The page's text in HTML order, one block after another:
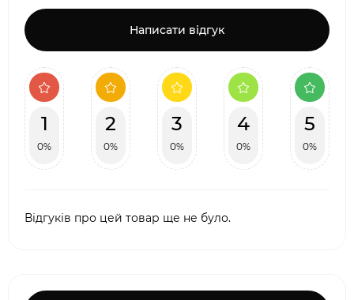
Написати відгук
1
0%
2
0%
3
0%
4
0%
5
0%
Відгуків про цей товар ще не було.